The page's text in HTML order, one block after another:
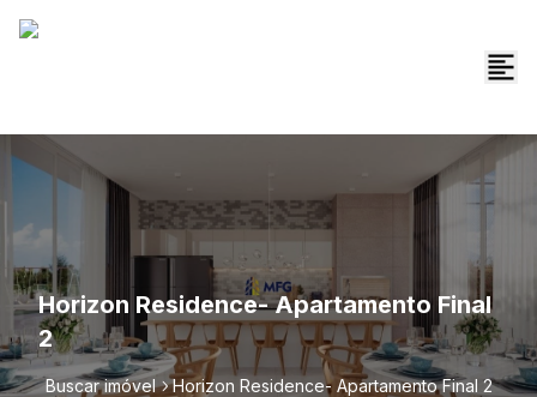
Horizon Residence- Apartamento Final
2
Buscar imóvel Horizon Residence- Apartamento Final 2